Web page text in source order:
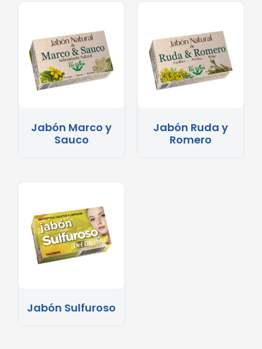
Jabón Marco y
Sauco
Jabón Ruda y
Romero
Jabón Sulfuroso